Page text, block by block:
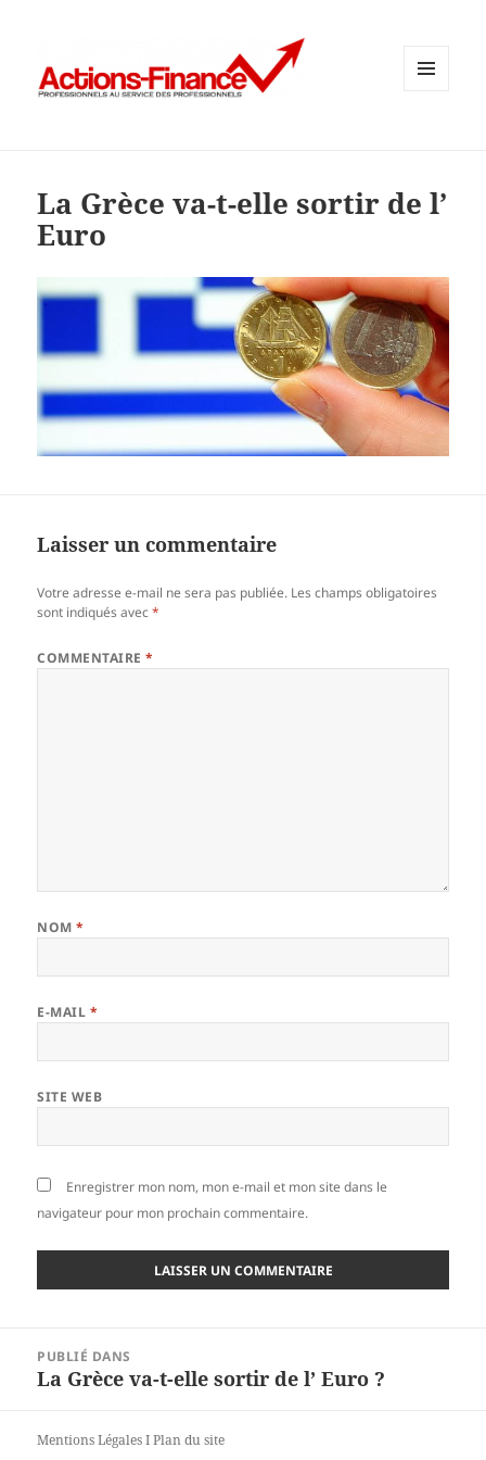
La Grèce va-t-elle sortir de l’
Euro
Laisser un commentaire
Votre adresse e-mail ne sera pas publiée. Les champs obligatoires
sont indiqués avec*
COMMENTAIRE*
NOM*
E-MAIL *
SITE WEB
Enregistrer mon nom, mon e-mail et mon site dans le
navigateur pour mon prochain commentaire.
l’article
PUBLIÉ DANS
La Grèce va-t-elle sortir de l’ Euro ?
Mentions LégalesIPlan du site